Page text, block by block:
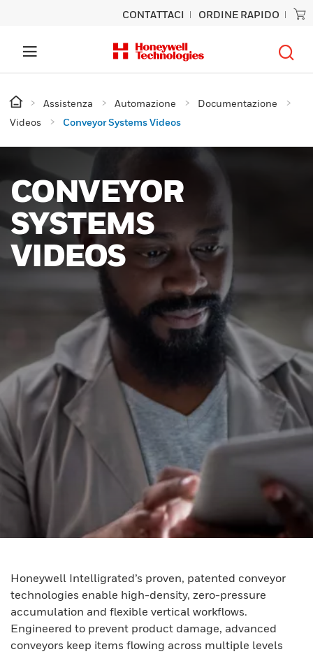
CONTATTACI ORDINE RAPIDO
Assistenza Automazione
Documentazione
Videos
Conveyor Systems Videos
CONVEYOR
SYSTEMS
VIDEOS
Honeywell Intelligrated’s proven, patented conveyor
technologies enable high-density, zero-pressure
accumulation and flexible vertical workflows.
Engineered to prevent product damage, advanced
conveyors keep items flowing across multiple levels